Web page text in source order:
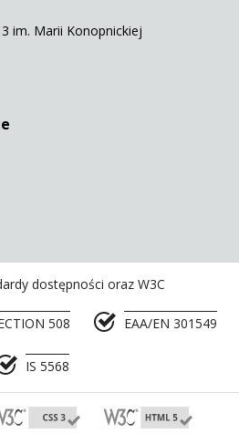
im. Marii Konopnickiej
dostępności oraz W3C
508 EAA/EN 301549
IS 5568